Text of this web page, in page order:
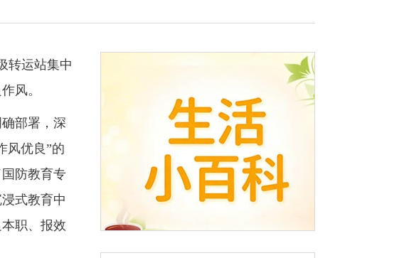
转运站集中
风。
部署，深
风优良”的
防教育专
式教育中
职、报效